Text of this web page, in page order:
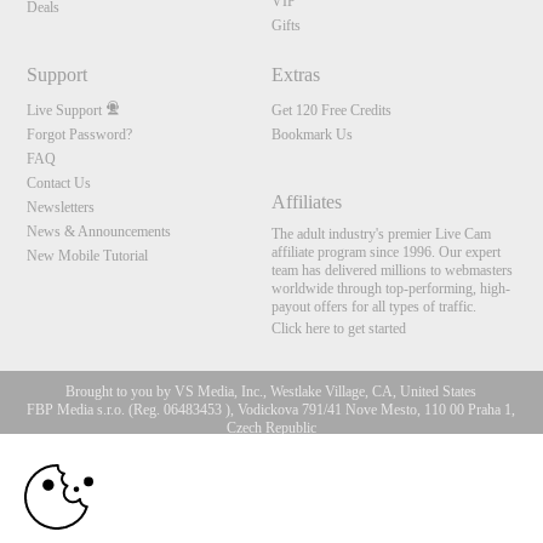
Deals
Gifts
Support
Live Support
Forgot Password?
FAQ
Contact Us
Newsletters
News & Announcements
New Mobile Tutorial
Extras
Get 120 Free Credits
Bookmark Us
Affiliates
The adult industry's premier Live Cam
affiliate program since 1996. Our expert
team has delivered millions to webmasters
worldwide through top-performing, high-
payout offers for all types of traffic.
Click here to get started
Brought to you by VS Media, Inc., Westlake Village, CA, United States
FBP Media s.r.o. (Reg. 06483453 ), Vodickova 791/41 Nove Mesto, 110 00 Praha 1,
Czech Republic
All persons depicted herein were at least 18 years of age at the time of photography:
18 U.S.C. 2257 Aufbewahrungsvorschriften Compliance-
10:00